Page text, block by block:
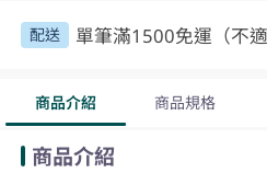
配送 單筆滿1500免運（不適
商品介紹 商品規格
商品介紹